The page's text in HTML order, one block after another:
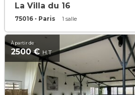
La Villa du 16
75016 - Paris 1 salle
À partir de
2500 € H.T